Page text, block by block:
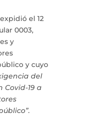
el 12
0003,
y
y cuyo
del
19 a